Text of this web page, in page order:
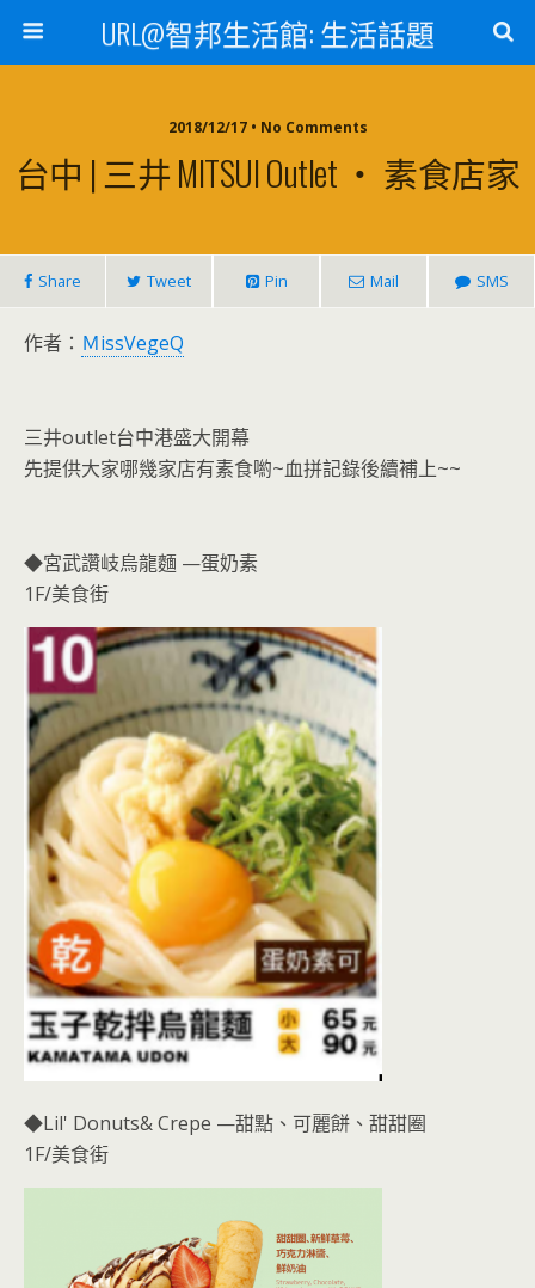
URL@智邦生活館: 生活話題
2018/12/17 • No Comments
台中 | 三井 MITSUI Outlet ‧ 素食店家
Share Tweet Pin Mail SMS
作者： ＭissVegeQ
三井outlet台中港盛大開幕
先提供大家哪幾家店有素食喲~血拼記錄後續補上~~
◆宮武讚岐烏龍麵 —蛋奶素
1F/美食街
◆Lil' Donuts& Crepe —甜點、可麗餅、甜甜圈
1F/美食街